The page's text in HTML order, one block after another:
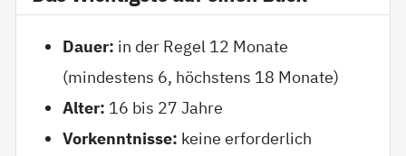
Dauer: in der Regel 12 Monate
(mindestens 6, höchstens 18 Monate)
Alter: 16 bis 27 Jahre
Vorkenntnisse: keine erforderlich